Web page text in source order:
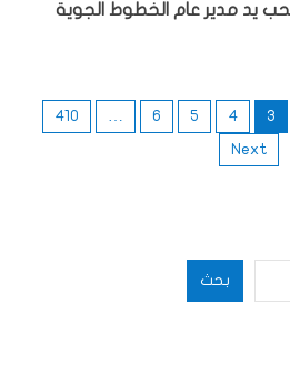
يد مدير عام الخطوط الجوية
3
4
5
6
…
410
Next
بحث